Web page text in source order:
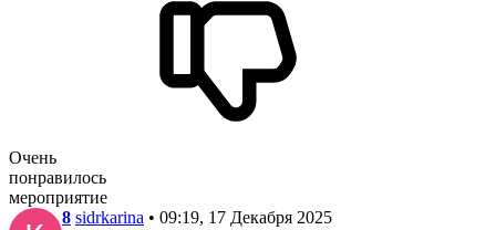
Очень
понравилось
мероприятие
8 sidrkarina • 09:19, 17 Декабря 2025